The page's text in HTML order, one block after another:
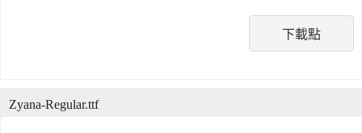
下載點
Zyana-Regular.ttf